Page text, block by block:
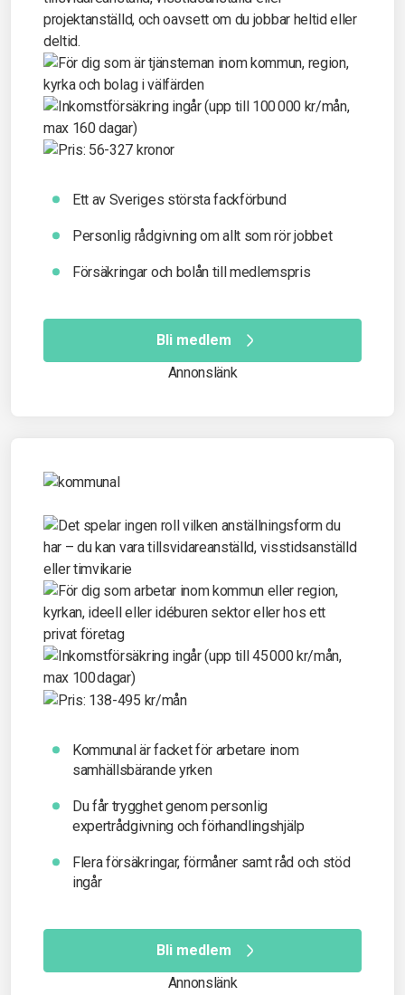
Ett av Sveriges största fackförbund
Personlig rådgivning om allt som rör jobbet
Försäkringar och bolån till medlemspris
Bli medlem
Annonslänk
Kommunal är facket för arbetare inom
samhällsbärande yrken
Du får trygghet genom personlig
expertrådgivning och förhandlingshjälp
Flera försäkringar, förmåner samt råd och stöd
ingår
Bli medlem
Annonslänk